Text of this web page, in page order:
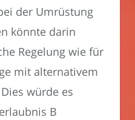
der Umrüstung
könnte darin
Regelung wie für
mit alternativem
würde es
B